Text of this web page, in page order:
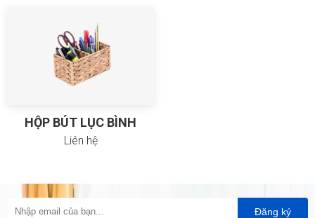
HỘP BÚT LỤC BÌNH
Liên hệ
Đăng ký